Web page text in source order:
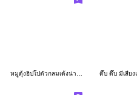
หมูดุ้งฮิปโปตัวกลมเด้งน่ารัก